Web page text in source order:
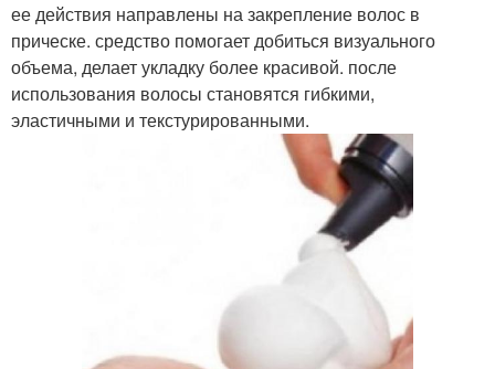
ее действия направлены на закрепление волос в
прическе. средство помогает добиться визуального
объема, делает укладку более красивой. после
использования волосы становятся гибкими,
эластичными и текстурированными.